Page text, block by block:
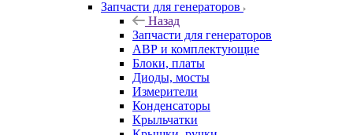
Запчасти для генераторов
Назад
Запчасти для генераторов
АВР и комплектующие
Блоки, платы
Диоды, мосты
Измерители
Конденсаторы
Крыльчатки